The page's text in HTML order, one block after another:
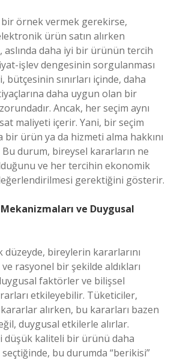
bir örnek vermek gerekirse,
ürün satın alırken
aslında daha iyi bir ürünün tercih
işlev dengesinin sorgulanması
sınırları içinde, daha
daha uygun olan bir
Ancak, her seçim aynı
maliyeti içerir. Yani, bir seçim
ürün ya da hizmeti alma hakkını
durum, bireysel kararların ne
ve her tercihin ekonomik
gerektiğini gösterir.
ve Duygusal
bireylerin kararlarını
ve rasyonel bir şekilde aldıkları
faktörler ve bilişsel
etkileyebilir. Tüketiciler,
alırken, bu kararları bazen
duygusal etkilerle alırlar.
düşük kaliteli bir ürünü daha
seçtiğinde, bu durumda “berikisi”